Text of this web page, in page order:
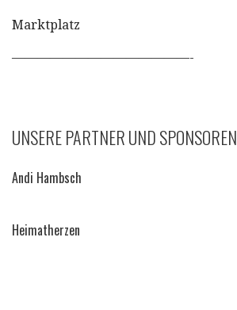
Marktplatz
——————————————-
UNSERE PARTNER UND SPONSOREN
Andi Hambsch
Heimatherzen